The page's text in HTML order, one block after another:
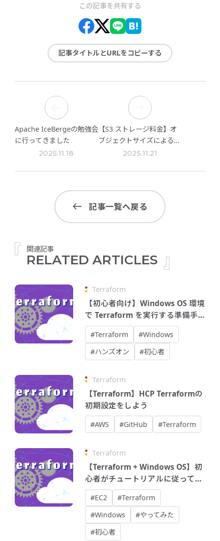
この記事を共有する
記事タイトルとURLをコピーする
Apache IceBergeの勉強会
に行ってきました
2025.11.18
【S3 ストレージ料金】オ
ブジェクトサイズによるス
トレージクラスの損益分岐
2025.11.21
記事一覧へ戻る
関連記事
RELATED ARTICLES
Terraform
【初心者向け】Windows OS 環境
で Terraform を実行する準備手
順
#Terraform
#Windows
#ハンズオン
#初心者
Terraform
【Terraform】HCP Terraformの
初期設定をしよう
#AWS #GitHub #Terraform
Terraform
【Terraform + Windows OS】初
心者がチュートリアルに従ってイ
ンスタンスを構築してみた
#EC2
#Terraform
#Windows
#やってみた
#初心者